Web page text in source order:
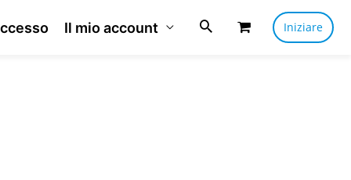
Il mio account Iniziare